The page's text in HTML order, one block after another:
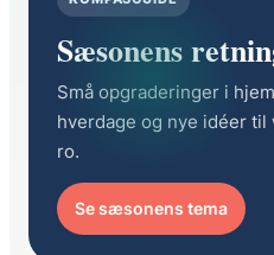
Sæsonens
Små opgraderinger i
hverdage og nye idéer
ro.
Se sæsonens tema